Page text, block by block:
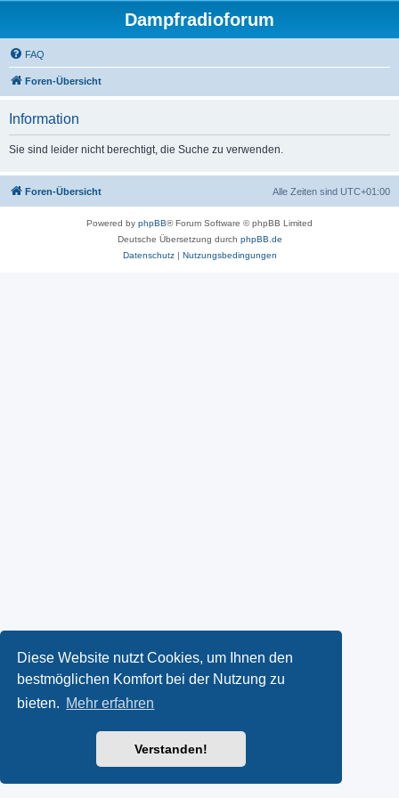
Diese Website nutzt Cookies, um Ihnen den
bestmöglichen Komfort bei der Nutzung zu
bieten. Mehr erfahren
Verstanden!
Dampfradioforum
FAQ
Foren-Übersicht
Information
Sie sind leider nicht berechtigt, die Suche zu verwenden.
Foren-Übersicht Alle Zeiten sind UTC+01:00
Powered by phpBB® Forum Software © phpBB Limited
Deutsche Übersetzung durch phpBB.de
Datenschutz| Nutzungsbedingungen